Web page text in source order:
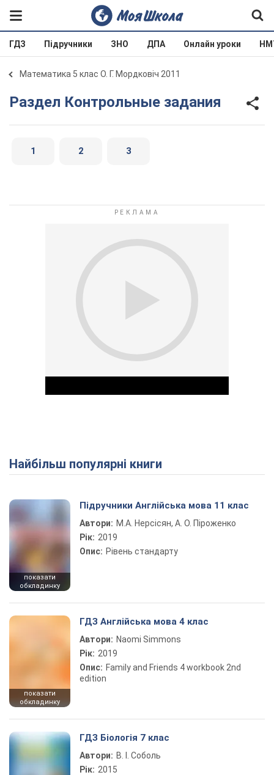
ГДЗ Підручники ЗНО ДПА Онлайн уроки
Математика 5 клас О. Г. Мордковіч 2011
Раздел Контрольные задания
1 2 3
Play Video
Найбільш популярні книги
показати
обкладинку
Підручники Англійська мова 11 клас
Автори: М.А. Нерсісян, А. О. Піроженко
Рік: 2019
Опис: Рівень стандарту
показати
обкладинку
ГДЗ Англійська мова 4 клас
Автори: Naomi Simmons
Рік: 2019
Опис: Family and Friends 4 workbook 2nd
edition
ГДЗ Біологія 7 клас
Автори: В. І. Соболь
Рік: 2015